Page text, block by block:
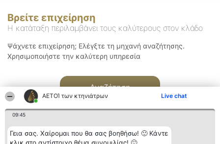
ΑΕΤΟΊ των κτηνιάτρων Live chat
09:45
Γεια σας. Χαίρομαι που θα σας βοηθήσω! 🙂 Κάντε
Βρείτε επιχείρηση
Η κατάταξη περιλαμβάνει τους καλύτερους στον κλάδο
Ψάχνετε επιχείρηση; Ελέγξτε τη μηχανή αναζήτησης.
Χρησιμοποιήστε την καλύτερη υπηρεσία
Αναζήτηση